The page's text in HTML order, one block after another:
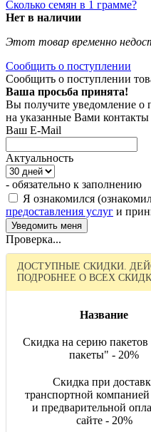
Сколько семян в 1 грамме?
Нет в наличии
Этот товар временно
Сообщить о поступлении
Сообщить о поступлении
Ваша просьба принята!
Вы получите уведомление о
на указанные Вами контакты
Ваш E-Mail
Актуальность
- обязательно к заполнению
Я ознакомился
предоставления услуг и
Проверка...
ДОСТУПНЫЕ СКИДКИ.
ПОДРОБНЕЕ О ВСЕХ
Название
Скидка на серию
пакеты" - 20%
Скидка при
транспортной
и предварительной
сайте - 20%